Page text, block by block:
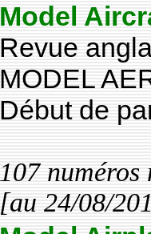
Model
Revue
MODEL
Début de
107
[au 24/08/